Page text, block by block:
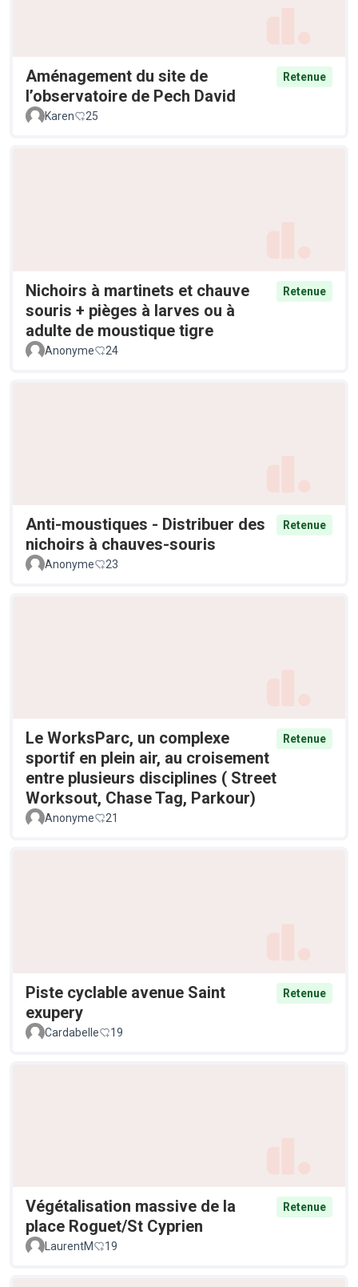
Aménagement du site de
l’observatoire de Pech David
Retenue
Karen 25
Nichoirs à martinets et chauve
souris + pièges à larves ou à
adulte de moustique tigre
Retenue
Anonyme 24
Anti-moustiques - Distribuer des
nichoirs à chauves-souris
Retenue
Anonyme 23
Le WorksParc, un complexe
sportif en plein air, au croisement
entre plusieurs disciplines ( Street
Worksout, Chase Tag, Parkour)
Retenue
Anonyme 21
Piste cyclable avenue Saint
exupery
Retenue
Cardabelle 19
Végétalisation massive de la
place Roguet/St Cyprien
Retenue
LaurentM 19